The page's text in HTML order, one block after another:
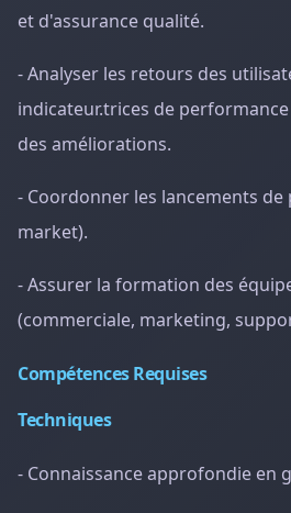
et d'assurance qualité.
- Analyser les retours des
indicateur.trices de
des améliorations.
- Coordonner les lancements
market).
- Assurer la formation des
(commerciale, marketing,
Compétences Requises
Techniques
- Connaissance approfondie en